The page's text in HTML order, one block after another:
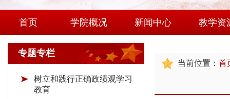
首页 学院概况
学院简介
现任领导
组织机构
新闻中心
通知公告
教学资
师资队
专题专栏
树立和践行正确政绩观学习
教育
当前位置： 首